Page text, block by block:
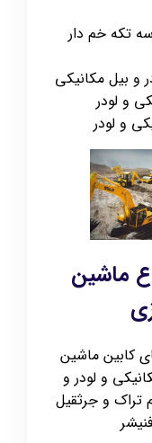
تکه خم دار
و بیل مکانیکی
و لودر
و لودر
ماشین
کابین ماشین
و لودر و
تراک و جرثقیل